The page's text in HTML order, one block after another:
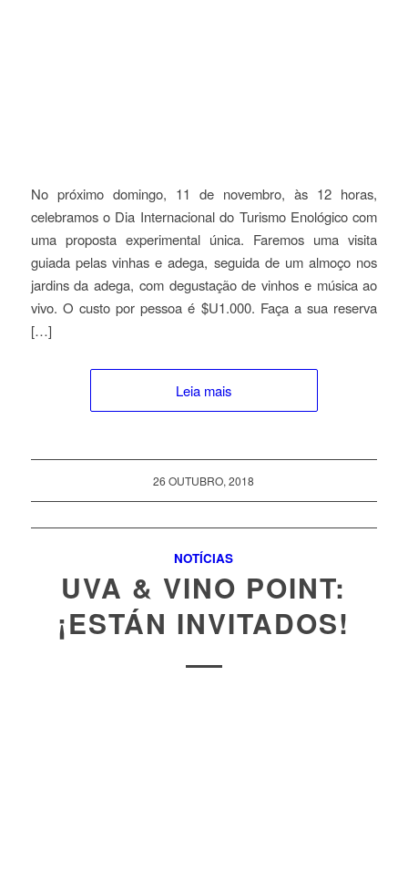
No próximo domingo, 11 de novembro, às 12 horas,
celebramos o Dia Internacional do Turismo Enológico com
uma proposta experimental única. Faremos uma visita
guiada pelas vinhas e adega, seguida de um almoço nos
jardins da adega, com degustação de vinhos e música ao
vivo. O custo por pessoa é $U1.000. Faça a sua reserva
[…]
Leia mais
26 OUTUBRO, 2018
NOTÍCIAS
UVA & VINO POINT:
¡ESTÁN INVITADOS!